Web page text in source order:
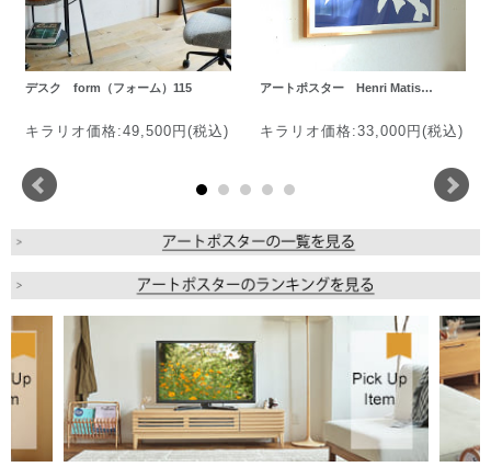
デスク form（フォーム）115
キラリオ価格:49,500円(税込)
アートポスター Henri Matis…
キラリオ価格:33,000円(税込)